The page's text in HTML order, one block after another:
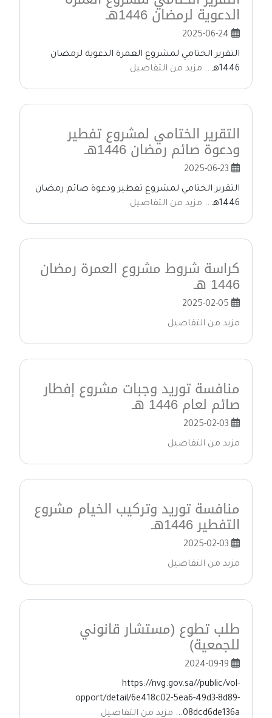
الدعوية لرمضان 1446هـ
التقرير الختامي لمشروع العمرة الدعوية لرمضان
1446هـ...
مزيد من التفاصيل
التقرير الختامي لمشروع تفطير
ودعوة صائم رمضان 1446هـ
التقرير الختامي لمشروع تفطير ودعوة صائم رمضان
1446هـ...
مزيد من التفاصيل
كراسة شروط مشروع العمرة رمضان
1446 هـ
مزيد من التفاصيل
منافسة توريد وجبات مشروع إفطار
صائم لعام 1446 هـ
مزيد من التفاصيل
منافسة توريد وتركيب الخيام مشروع
التفطير 1446هـ
مزيد من التفاصيل
طلب تطوع (مستشار قانوني
للجمعية)
https://nvg.gov.sa//public/vol-
opport/detail/6e418c02-5ea6-49d3-8d89-
08dcd6de136a...
مزيد من التفاصيل